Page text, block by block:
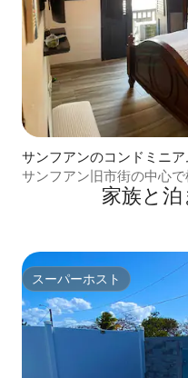
サンフアンのコンドミニア
サンフアン旧市街の中心
家族と
スーパーホスト
スーパーホスト